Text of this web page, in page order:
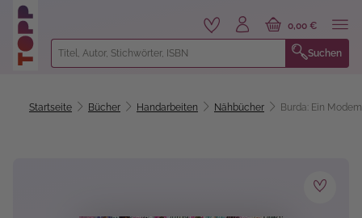
springen
Suchen
0,00 €
Startseite Bücher Handarbeiten Nähbücher Burda: Ein